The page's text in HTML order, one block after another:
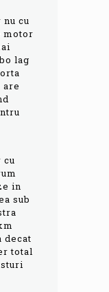
cu
motor
lag
are
cu
in
sub
decat
total